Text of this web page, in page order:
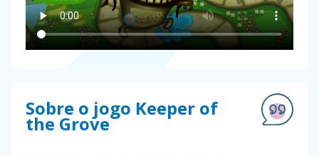
Sobre o jogo Keeper of
the Grove